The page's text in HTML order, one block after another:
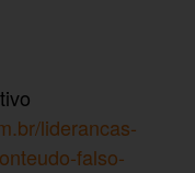
liderancas-
falso-